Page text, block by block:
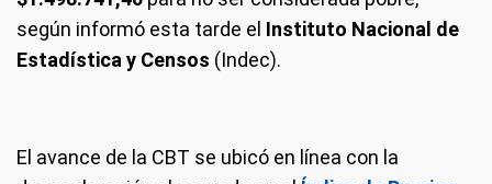
según informó esta tarde el Instituto Nacional de
Estadística y Censos (Indec).
El avance de la CBT se ubicó en línea con la